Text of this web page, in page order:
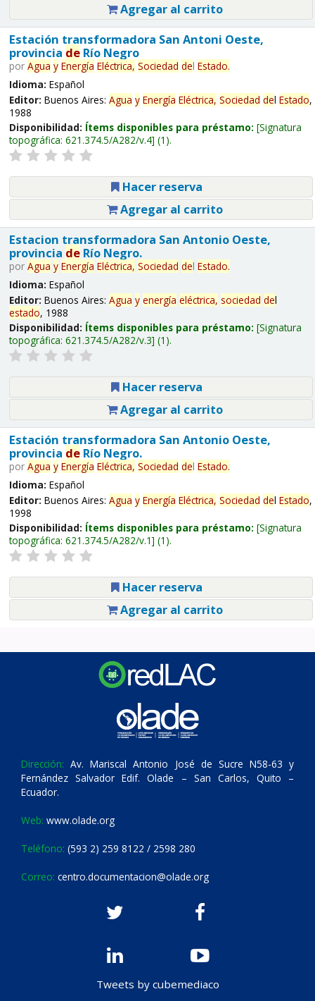
Agregar al carrito
Estación transformadora San Antoni Oeste,
provincia deRío Negro
por Agua y Energía Eléctrica, Sociedad del Estado.
Idioma: Español
Editor: Buenos Aires: Agua y Energía Eléctrica, Sociedad del Estado,
1988
Disponibilidad: Ítems disponibles para préstamo: Signatura
topográfica: 621.374.5/A282/v.4 (1).
Hacer reserva
Agregar al carrito
Estacion transformadora San Antonio Oeste,
provincia deRío Negro.
por Agua y Energía Eléctrica, Sociedad del Estado.
Idioma: Español
Editor: Buenos Aires: Agua y energía eléctrica, sociedad del
estado, 1988
Disponibilidad: Ítems disponibles para préstamo: Signatura
topográfica: 621.374.5/A282/v.3 (1).
Hacer reserva
Agregar al carrito
Estación transformadora San Antonio Oeste,
provincia deRío Negro.
por Agua y Energía Eléctrica, Sociedad del Estado.
Idioma: Español
Editor: Buenos Aires: Agua y Energía Eléctrica, Sociedad del Estado,
1998
Disponibilidad: Ítems disponibles para préstamo: Signatura
topográfica: 621.374.5/A282/v.1 (1).
Hacer reserva
Agregar al carrito
Dirección: Av. Mariscal Antonio José de Sucre N58-63 y
Fernández Salvador Edif. Olade – San Carlos, Quito –
Ecuador.
Web: www.olade.org
Teléfono: (593 2) 259 8122 / 2598 280
Correo: centro.documentacion@olade.org
Tweets by cubemediaco